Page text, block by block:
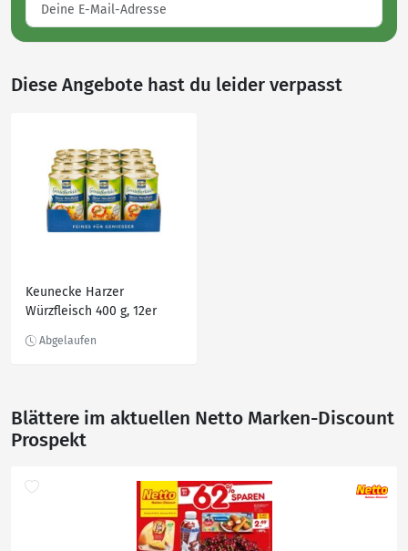
Diese Angebote hast du leider verpasst
Keunecke Harzer
Würzfleisch 400 g, 12er
Blättere im aktuellen Netto Marken-Discount
Prospekt